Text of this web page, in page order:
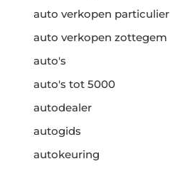
auto verkopen particulier
auto verkopen zottegem
auto's
auto's tot 5000
autodealer
autogids
autokeuring